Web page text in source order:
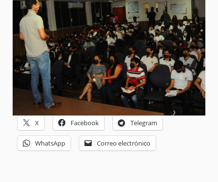
X Facebook Telegram
WhatsApp Correo electrónico